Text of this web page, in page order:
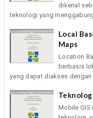
dikenal
teknologi yang
Local
Maps
Location
berbasis
yang dapat diakses dengan
Mobile GIS